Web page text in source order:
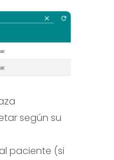
según su
paciente (si